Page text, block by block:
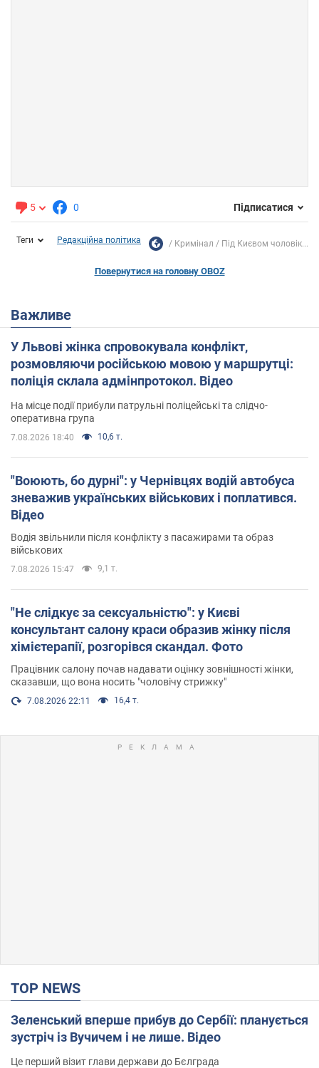
5 0 Підписатися
Теги Редакційна політика Кримінал Під Києвом чоловік...
Повернутися на головну OBOZ
Важливе
У Львові жінка спровокувала конфлікт,
розмовляючи російською мовою у маршрутці:
поліція склала адмінпротокол. Відео
На місце події прибули патрульні поліцейські та слідчо-
оперативна група
7.08.2026 18:40 10,6 т.
"Воюють, бо дурні": у Чернівцях водій автобуса
зневажив українських військових і поплатився.
Відео
Водія звільнили після конфлікту з пасажирами та образ
військових
7.08.2026 15:47 9,1 т.
"Не слідкує за сексуальністю": у Києві
консультант салону краси образив жінку після
хімієтерапії, розгорівся скандал. Фото
Працівник салону почав надавати оцінку зовнішності жінки,
сказавши, що вона носить "чоловічу стрижку"
7.08.2026 22:11 16,4 т.
TOP NEWS
Зеленський вперше прибув до Сербії: планується
зустріч із Вучичем і не лише. Відео
Це перший візит глави держави до Бєлграда